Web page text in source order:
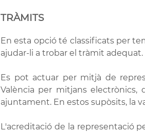
TRÀMITS
En esta opció té classificats per
ajudar-li a trobar el tràmit adequat.
Es pot actuar per mitjà de
València per mitjans electrònics,
ajuntament. En estos supòsits, la
L'acreditació de la representació